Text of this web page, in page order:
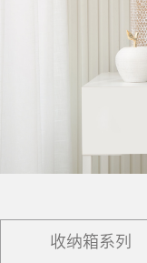
收纳箱系列